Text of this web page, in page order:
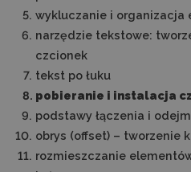
wykluczanie i organizacja
narzędzie tekstowe:
czcionek
tekst po łuku
pobieranie i instalacja
podstawy łączenia i
obrys (offset) – tworzenie
rozmieszczanie